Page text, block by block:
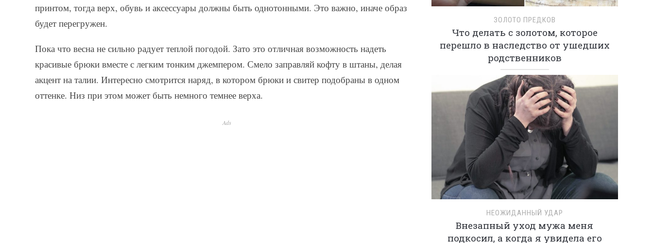
принтом, тогда верх, обувь и аксессуары должны быть однотонными. Это важно, иначе образ
будет перегружен.
Пока что весна не сильно радует теплой погодой. Зато это отличная возможность надеть
красивые брюки вместе с легким тонким джемпером. Смело заправляй кофту в штаны, делая
акцент на талии. Интересно смотрится наряд, в котором брюки и свитер подобраны в одном
оттенке. Низ при этом может быть немного темнее верха.
Ads
ЗОЛОТО ПРЕДКОВ
Что делать с золотом, которое
перешло в наследство от ушедших
родственников
НЕОЖИДАННЫЙ УДАР
Внезапный уход мужа меня
подкосил, а когда я увидела его